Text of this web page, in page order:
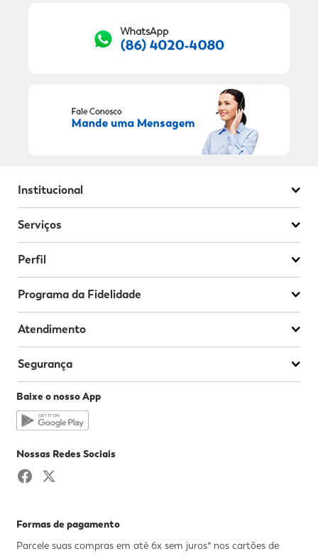
Institucional
Serviços
Perfil
Programa da Fidelidade
Atendimento
Segurança
Baixe o nosso App
Nossas Redes Sociais
Formas de pagamento
Parcele suas compras em até 6x sem juros* nos cartões de